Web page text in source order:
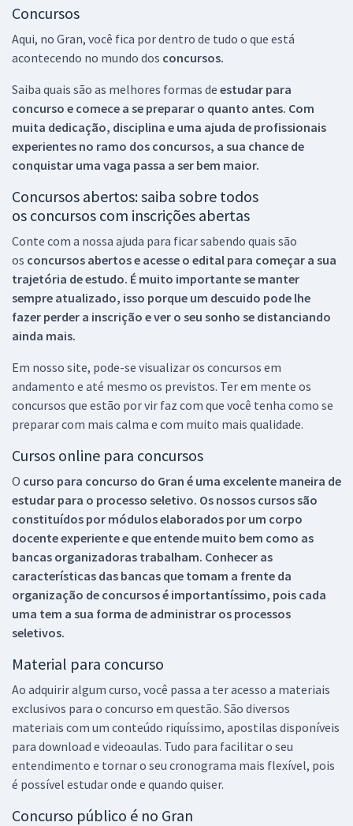
Concursos
Aqui, no Gran, você fica por dentro de tudo o que está
acontecendo no mundo dos concursos.
Saiba quais são as melhores formas de estudar para
concurso e comece a se preparar o quanto antes. Com
muita dedicação, disciplina e uma ajuda de profissionais
experientes no ramo dos concursos, a sua chance de
conquistar uma vaga passa a ser bem maior.
Concursos abertos: saiba sobre todos
os concursos com inscrições abertas
Conte com a nossa ajuda para ficar sabendo quais são
os concursos abertos e acesse o edital para começar a sua
trajetória de estudo. É muito importante se manter
sempre atualizado, isso porque um descuido pode lhe
fazer perder a inscrição e ver o seu sonho se distanciando
ainda mais.
Em nosso site, pode-se visualizar os concursos em
andamento e até mesmo os previstos. Ter em mente os
concursos que estão por vir faz com que você tenha como se
preparar com mais calma e com muito mais qualidade.
Cursos online para concursos
O curso para concurso do Gran é uma excelente maneira de
estudar para o processo seletivo. Os nossos cursos são
constituídos por módulos elaborados por um corpo
docente experiente e que entende muito bem como as
bancas organizadoras trabalham. Conhecer as
características das bancas que tomam a frente da
organização de concursos é importantíssimo, pois cada
uma tem a sua forma de administrar os processos
seletivos.
Material para concurso
Ao adquirir algum curso, você passa a ter acesso a materiais
exclusivos para o concurso em questão. São diversos
materiais com um conteúdo riquíssimo, apostilas disponíveis
para download e videoaulas. Tudo para facilitar o seu
entendimento e tornar o seu cronograma mais flexível, pois
é possível estudar onde e quando quiser.
Concurso público é no Gran